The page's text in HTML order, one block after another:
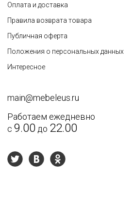
Недостатки
Текст отзыва*
Оплата и доставка
Правила возврата товара
Публичная оферта
Положения о персональных данных
Интересное
main@mebeleus.ru
Работаем ежедневно
с 9.00до 22.00